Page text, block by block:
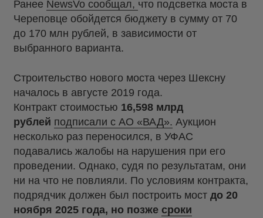
Ранее NewsVo сообщал, что подсветка моста в
Череповце обойдется бюджету в сумму от 70
до 170 млн рублей, в зависимости от
выбранного варианта.
Строительство нового моста через Шексну
началось в августе 2019 года.
Контракт стоимостью 16,598 млрд
рублей подписали с АО «ВАД». Аукцион
несколько раз переносился, в УФАС
подавались жалобы на нарушения при его
проведении. Однако, судя по результатам, они
ни на что не повлияли. По условиям контракта,
подрядчик должен был построить мост до 20
ноября 2025 года, но позже сроки